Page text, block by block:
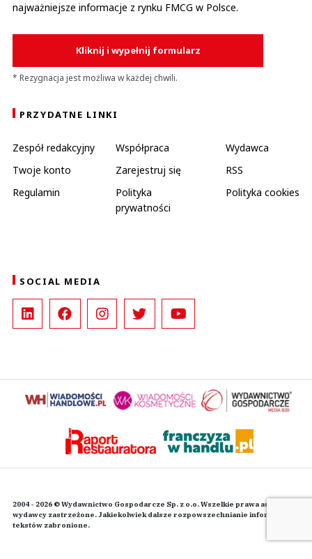
najważniejsze informacje z rynku FMCG w Polsce.
Kliknij i wypełnij formularz
* Rezygnacja jest możliwa w każdej chwili.
PRZYDATNE LINKI
Zespół redakcyjny Współpraca
Wydawca
Twoje konto
Zarejestruj się
RSS
Regulamin
Polityka
prywatności
Polityka cookies
SOCIAL MEDIA
2004 - 2026 © Wydawnictwo Gospodarcze Sp. z o.o. Wszelkie prawa autorskie
wydawcy zastrzeżone. Jakiekolwiek dalsze rozpowszechnianie informacji i
tekstów zabronione.